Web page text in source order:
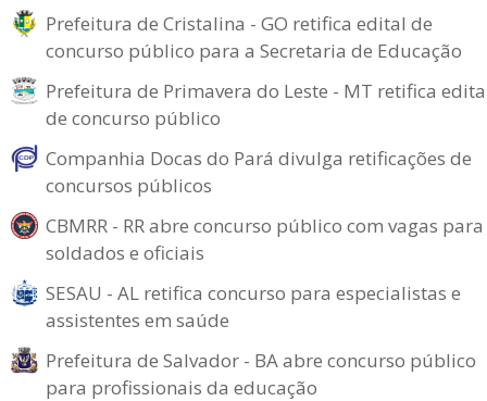
Prefeitura de Cristalina - GO retifica edital de
concurso público para a Secretaria de Educação
Prefeitura de Primavera do Leste - MT retifica
de concurso público
Companhia Docas do Pará divulga retificações de
concursos públicos
CBMRR - RR abre concurso público com vagas para
soldados e oficiais
SESAU - AL retifica concurso para especialistas e
assistentes em saúde
Prefeitura de Salvador - BA abre concurso público
para profissionais da educação